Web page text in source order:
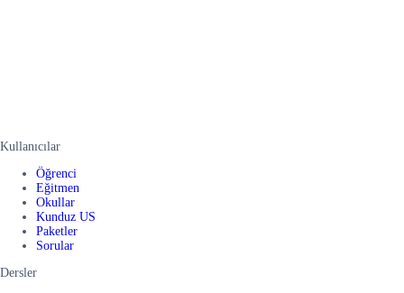
Kullanıcılar
Öğrenci
Eğitmen
Okullar
Kunduz US
Paketler
Sorular
Dersler